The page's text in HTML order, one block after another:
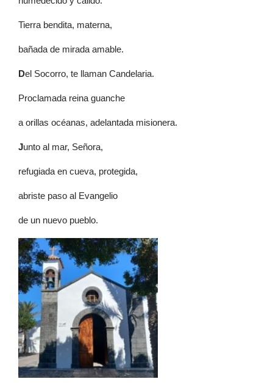
Tierra bendita, materna,
bañada de mirada amable.
Del Socorro, te llaman Candelaria.
Proclamada reina guanche
a orillas océanas, adelantada misionera.
Junto al mar, Señora,
refugiada en cueva, protegida,
abriste paso al Evangelio
de un nuevo pueblo.